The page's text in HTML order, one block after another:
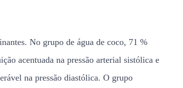
No grupo de água de coco, 71 %
acentuada na pressão arterial sistólica e
na pressão diastólica. O grupo